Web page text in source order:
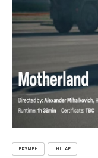
БРЭМЕН ІНШАЕ